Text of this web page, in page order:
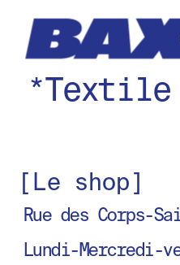
[Le shop]
Rue des Corps-
Lundi-Mercredi-